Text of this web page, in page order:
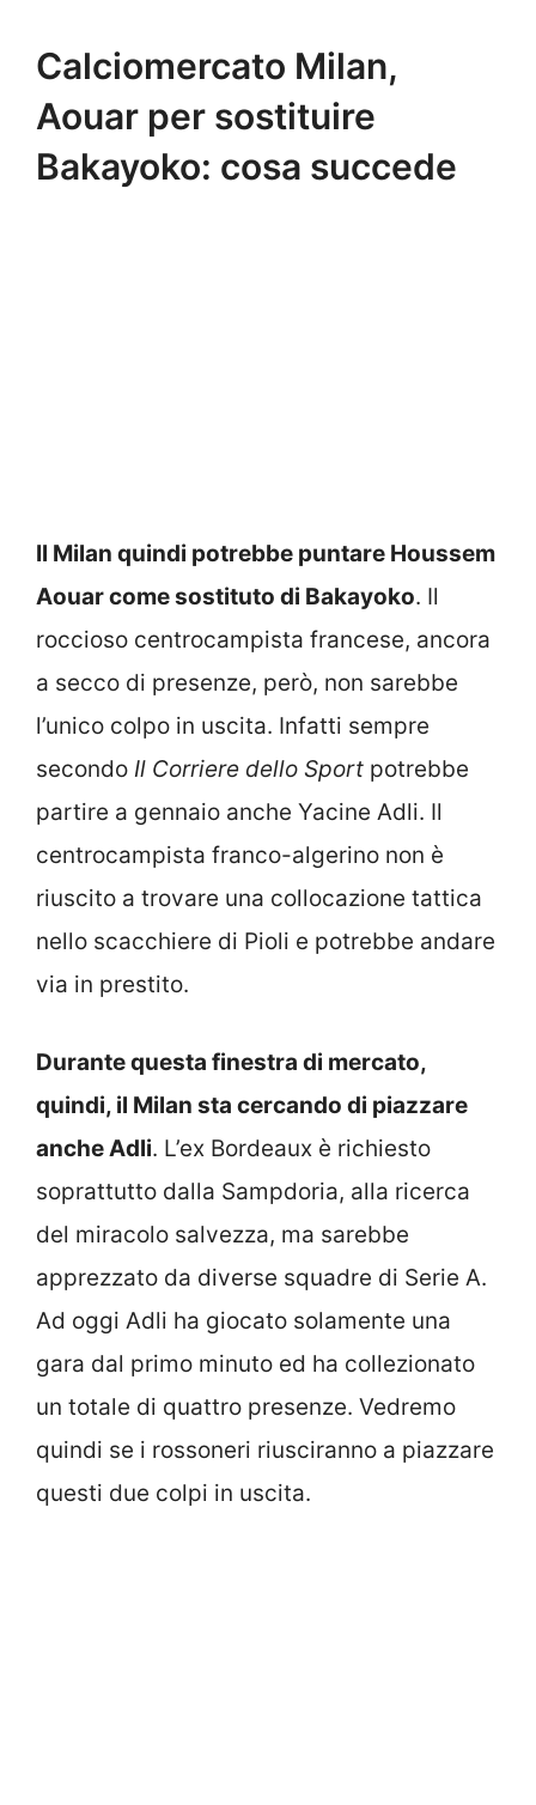
Calciomercato Milan,
Aouar per sostituire
Bakayoko: cosa succede
Il Milan quindi potrebbe puntare Houssem
Aouar come sostituto di Bakayoko. Il
roccioso centrocampista francese, ancora
a secco di presenze, però, non sarebbe
l’unico colpo in uscita. Infatti sempre
secondo Il Corriere dello Sport potrebbe
partire a gennaio anche Yacine Adli. Il
centrocampista franco-algerino non è
riuscito a trovare una collocazione tattica
nello scacchiere di Pioli e potrebbe andare
via in prestito.
Durante questa finestra di mercato,
quindi, il Milan sta cercando di piazzare
anche Adli. L’ex Bordeaux è richiesto
soprattutto dalla Sampdoria, alla ricerca
del miracolo salvezza, ma sarebbe
apprezzato da diverse squadre di Serie A.
Ad oggi Adli ha giocato solamente una
gara dal primo minuto ed ha collezionato
un totale di quattro presenze. Vedremo
quindi se i rossoneri riusciranno a piazzare
questi due colpi in uscita.